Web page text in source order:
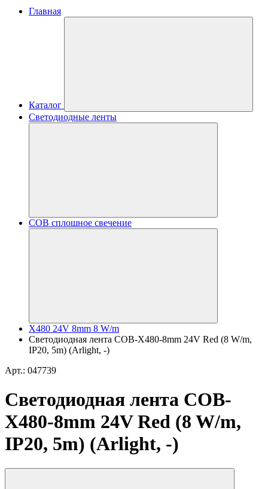
Главная
Каталог
Светодиодные ленты
COB сплошное свечение
X480 24V 8mm 8 W/m
Светодиодная лента COB-X480-8mm 24V Red (8 W/m,
IP20, 5m) (Arlight, -)
Арт.: 047739
Светодиодная лента COB-
X480-8mm 24V Red (8 W/m,
IP20, 5m) (Arlight, -)